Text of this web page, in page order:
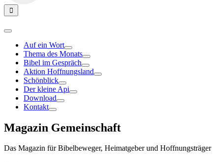
Auf ein Wort
Thema des Monats
Bibel im Gespräch
Aktion Hoffnungsland
Schönblick
Der kleine Api
Download
Kontakt
Magazin Gemeinschaft
Das Magazin für Bibelbeweger, Heimatgeber und Hoffnungsträger